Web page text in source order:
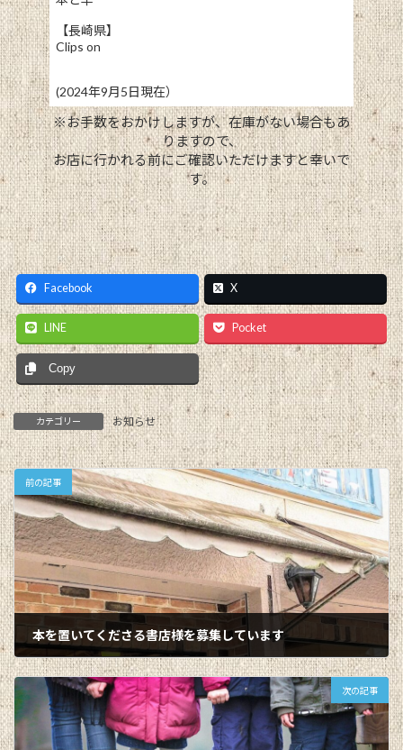
【長崎県】
Clips on
(2024年9月5日現在）
※お手数をおかけしますが、在庫がない場合もあ
りますので、
お店に行かれる前にご確認いただけますと幸いで
す。
Facebook X
LINE Pocket
Copy
カテゴリー お知らせ
前の記事
本を置いてくださる書店様を募集しています
2023-12-12
次の記事